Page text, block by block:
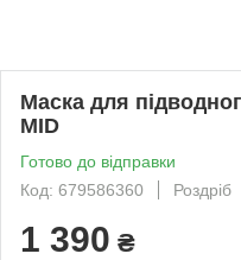
Маска для
MID
Готово до відправки
Код: 679586360
Роздріб
1 390 ₴